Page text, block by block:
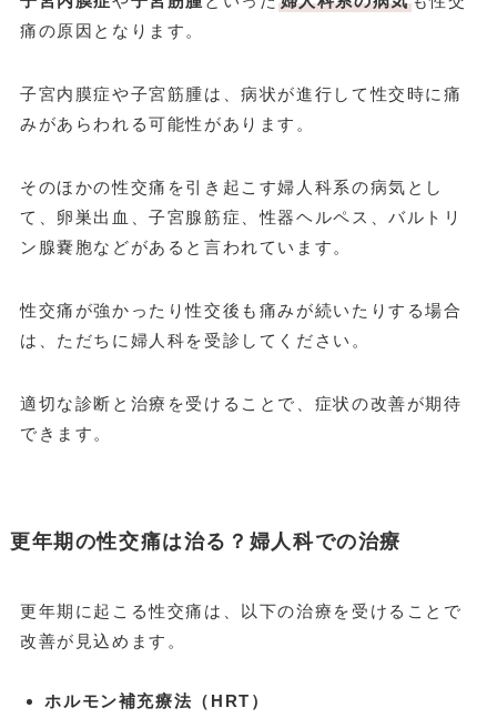
痛の原因となります。
子宮内膜症や子宮筋腫は、病状が進行して性交時に痛
みがあらわれる可能性があります。
そのほかの性交痛を引き起こす婦人科系の病気とし
て、卵巣出血、子宮腺筋症、性器ヘルペス、バルトリ
ン腺嚢胞などがあると言われています。
性交痛が強かったり性交後も痛みが続いたりする場合
は、ただちに婦人科を受診してください。
適切な診断と治療を受けることで、症状の改善が期待
できます。
更年期の性交痛は治る？婦人科での治療
更年期に起こる性交痛は、以下の治療を受けることで
改善が見込めます。
ホルモン補充療法（HRT）